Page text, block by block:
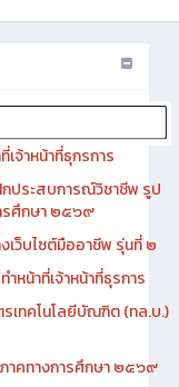
จ้าหน้าที่ธุกรการ
ประสบการณ์วิชาชีพ รูป
รศึกษา ๒๕๖๙
เว็บไซต์มืออาชีพ รุ่นที่ ๒
หน้าที่เจ้าหน้าที่ธุรการ
เทคโนโลยีบัณฑิต (ทล.บ.)
าคทางการศึกษา ๒๕๖๙